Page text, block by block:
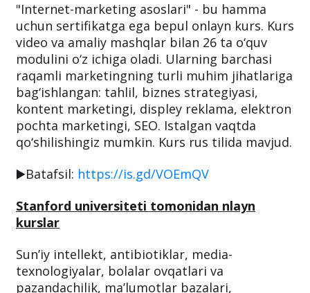
"Internet-marketing asoslari" - bu hamma
uchun sertifikatga ega bepul onlayn kurs. Kurs
video va amaliy mashqlar bilan 26 ta o‘quv
modulini o‘z ichiga oladi. Ularning barchasi
raqamli marketingning turli muhim jihatlariga
bag‘ishlangan: tahlil, biznes strategiyasi,
kontent marketingi, displey reklama, elektron
pochta marketingi, SEO. Istalgan vaqtda
qo‘shilishingiz mumkin. Kurs rus tilida mavjud.
▶️Batafsil: https://is.gd/VOEmQV
Stanford universiteti tomonidan nlayn
kurslar
Sun’iy intellekt, antibiotiklar, media-
texnologiyalar, bolalar ovqatlari va
pazandachilik, ma’lumotlar bazalari,